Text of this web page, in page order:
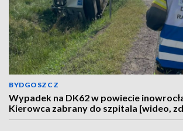
BYDGOSZCZ
Wypadek na DK62 w powiecie
Kierowca zabrany do szpitala [wideo,